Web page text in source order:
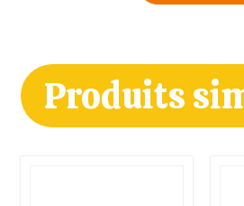
Produits